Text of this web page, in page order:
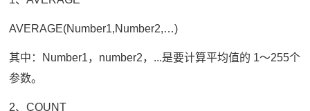
AVERAGE(Number1,Number2,…)
其中：Number1，number2，...是要计算平均值的 1～255个
参数。
2、COUNT